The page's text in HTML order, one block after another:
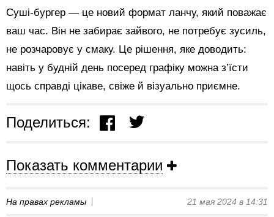
Суші-бургер — це новий формат ланчу, який поважає
ваш час. Він не забирає зайвого, не потребує зусиль,
не розчаровує у смаку. Це рішення, яке доводить:
навіть у будній день посеред графіку можна з’їсти
щось справді цікаве, свіже й візуально приємне.
Поделиться:
Показать комментарии
На правах рекламы 21 мая 2024 в 14:31